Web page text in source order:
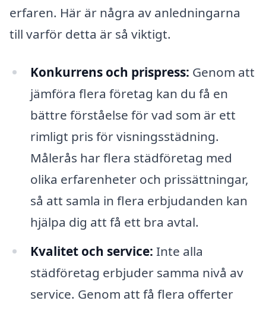
erfaren. Här är några av anledningarna
till varför detta är så viktigt.
Konkurrens och prispress: Genom att
jämföra flera företag kan du få en
bättre förståelse för vad som är ett
rimligt pris för visningsstädning.
Målerås har flera städföretag med
olika erfarenheter och prissättningar,
så att samla in flera erbjudanden kan
hjälpa dig att få ett bra avtal.
Kvalitet och service: Inte alla
städföretag erbjuder samma nivå av
service. Genom att få flera offerter